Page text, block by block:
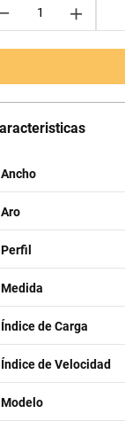
＋
Ancho
Aro
Perfil
Medida
Índice de Carga
Índice de Velocidad
Modelo